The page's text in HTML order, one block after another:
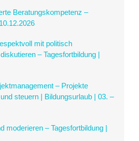
Beratungskompetenz –
mit politisch
– Tagesfortbildung |
– Projekte
steuern | Bildungsurlaub | 03. –
moderieren – Tagesfortbildung |